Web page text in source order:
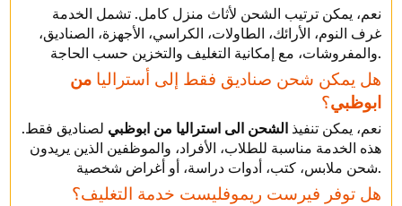
نعم، يمكن ترتيب الشحن لأثاث منزل كامل. تشمل الخدمة
غرف النوم، الأرائك، الطاولات، الكراسي، الأجهزة، الصناديق،
والمفروشات، مع إمكانية التغليف والتخزين حسب الحاجة.
هل يمكن شحن صناديق فقط إلى أستراليا من
ابوظبي؟
نعم، يمكن تنفيذ الشحن الى استراليا من ابوظبي لصناديق فقط.
هذه الخدمة مناسبة للطلاب، الأفراد، والموظفين الذين يريدون
شحن ملابس، كتب، أدوات دراسة، أو أغراض شخصية.
هل توفر فيرست ريموفليست خدمة التغليف؟